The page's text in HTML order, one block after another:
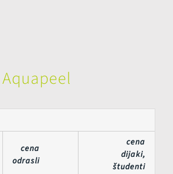
cena
odrasli
cena
dijaki,
študenti